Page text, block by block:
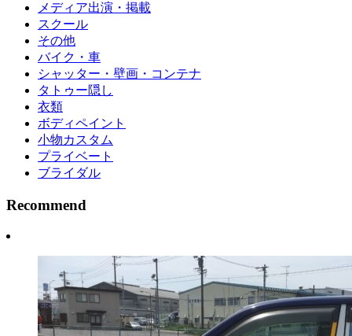
メディア出演・掲載
スクール
その他
バイク・車
シャッター・壁画・コンテナ
タトゥー隠し
衣類
ボディペイント
小物カスタム
プライベート
ブライダル
Recommend